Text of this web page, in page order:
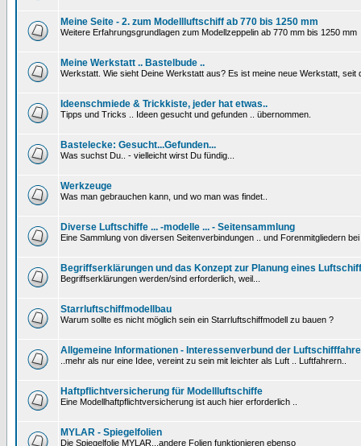
Meine Seite - 2. zum Modellluftschiff ab 770 bis 1250 mm
Weitere Erfahrungsgrundlagen zum Modellzeppelin ab 770 mm bis 1250 mm
Meine Werkstatt .. Bastelbude ..
Werkstatt. Wie sieht Deine Werkstatt aus? Es ist meine neue Werkstatt, seit
Ideenschmiede & Trickkiste, jeder hat etwas..
Tipps und Tricks .. Ideen gesucht und gefunden .. übernommen.
Bastelecke: Gesucht...Gefunden...
Was suchst Du.. - vielleicht wirst Du fündig...
Werkzeuge
Was man gebrauchen kann, und wo man was findet..
Diverse Luftschiffe ... -modelle ... - Seitensammlung
Eine Sammlung von diversen Seitenverbindungen .. und Forenmitgliedern
Begriffserklärungen und das Konzept zur Planung eines
Begriffserklärungen werden/sind erforderlich, weil...
Starrluftschiffmodellbau
Warum sollte es nicht möglich sein ein Starrluftschiffmodell zu bauen ?
Allgemeine Informationen - Interessenverbund der
..mehr als nur eine Idee, vereint zu sein mit leichter als Luft .. Luftfahrern..
Haftpflichtversicherung für Modellluftschiffe
Eine Modellhaftpflichtversicherung ist auch hier erforderlich ..
MYLAR - Spiegelfolien
Die Spiegelfolie MYLAR...andere Folien funktionieren ebenso